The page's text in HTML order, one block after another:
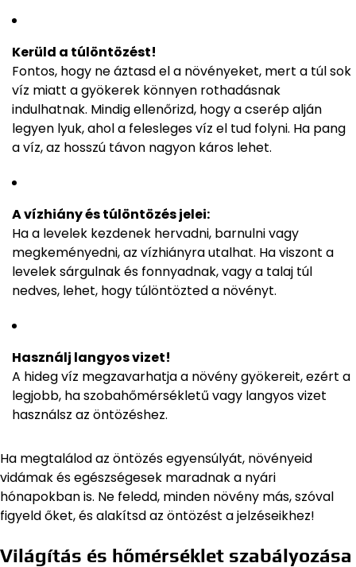
Kerüld a túlöntözést!
Fontos, hogy ne áztasd el a növényeket, mert a túl sok
víz miatt a gyökerek könnyen rothadásnak
indulhatnak. Mindig ellenőrizd, hogy a cserép alján
legyen lyuk, ahol a felesleges víz el tud folyni. Ha pang
a víz, az hosszú távon nagyon káros lehet.
A vízhiány és túlöntözés jelei:
Ha a levelek kezdenek hervadni, barnulni vagy
megkeményedni, az vízhiányra utalhat. Ha viszont a
levelek sárgulnak és fonnyadnak, vagy a talaj túl
nedves, lehet, hogy túlöntözted a növényt.
Használj langyos vizet!
A hideg víz megzavarhatja a növény gyökereit, ezért a
legjobb, ha szobahőmérsékletű vagy langyos vizet
használsz az öntözéshez.
Ha megtalálod az öntözés egyensúlyát, növényeid
vidámak és egészségesek maradnak a nyári
hónapokban is. Ne feledd, minden növény más, szóval
figyeld őket, és alakítsd az öntözést a jelzéseikhez!
Világítás és hőmérséklet szabályozása